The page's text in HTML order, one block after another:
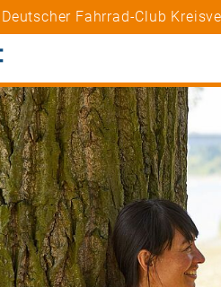
Fahrrad-Club